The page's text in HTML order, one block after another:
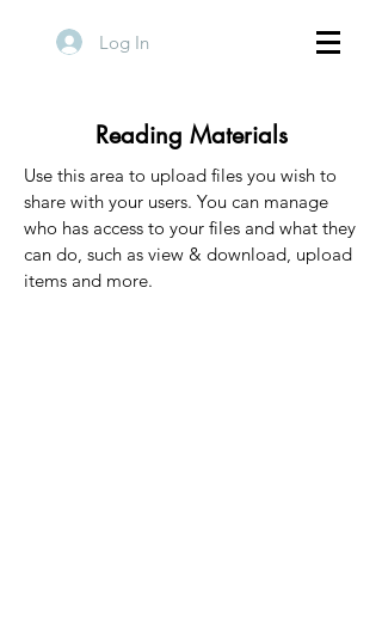
Log In
Reading Materials
Use this area to upload files you wish to
share with your users. You can manage
who has access to your files and what they
can do, such as view & download, upload
items and more.